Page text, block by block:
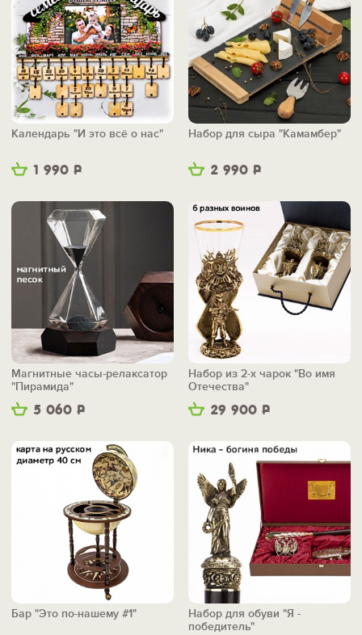
1 990 Р
Календарь "И это всё о нас"
2 990 Р
Набор для сыра "Камамбер"
5 060 Р
Магнитные часы-релаксатор
"Пирамида"
29 900 Р
Набор из 2-х чарок "Во имя
Отечества"
Бар "Это по-нашему #1"
Набор для обуви "Я -
победитель"